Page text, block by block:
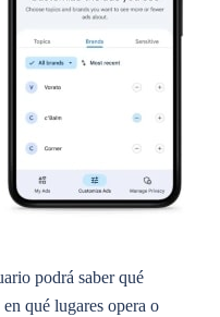
podrá saber qué
qué lugares opera o